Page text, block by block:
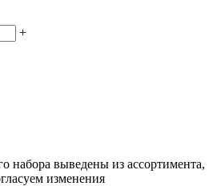
+
набора выведены из ассортимента,
изменения